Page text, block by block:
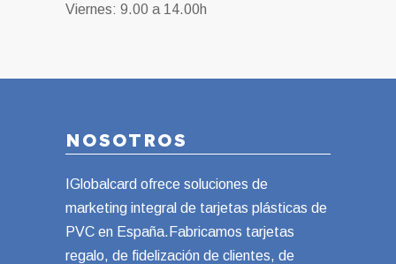
Viernes: 9.00 a 14.00h
NOSOTROS
IGlobalcard ofrece soluciones de
marketing integral de tarjetas plásticas de
PVC en España.Fabricamos tarjetas
regalo, de fidelización de clientes, de